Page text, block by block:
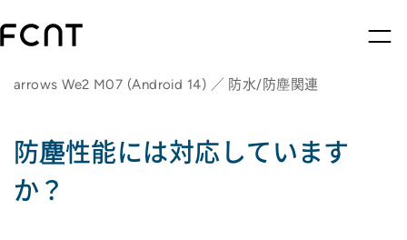
arrows We2 M07 (Android 14) ／ 防水/防塵関連
防塵性能には対応しています
か？